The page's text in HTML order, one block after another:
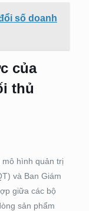
số doanh
của
thủ
mô hình quản trị
và Ban Giám
giữa các bộ
sản phẩm